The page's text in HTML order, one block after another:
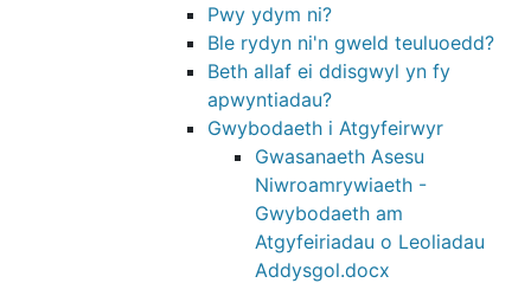
Pwy ydym ni?
Ble rydyn ni'n gweld teuluoedd?
Beth allaf ei ddisgwyl yn fy
apwyntiadau?
Gwybodaeth i Atgyfeirwyr
Gwasanaeth Asesu
Niwroamrywiaeth -
Gwybodaeth am
Atgyfeiriadau o Leoliadau
Addysgol.docx